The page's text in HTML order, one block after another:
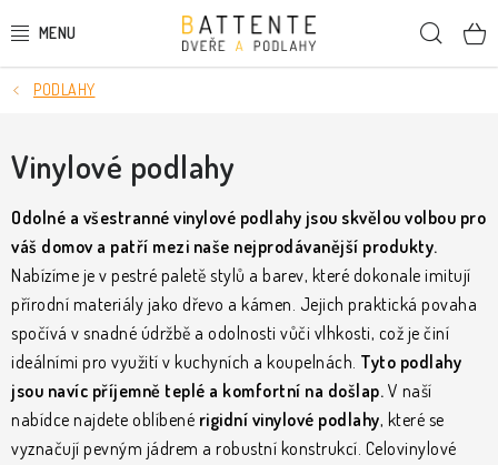
na
DVEŘE
SMRKOVÉ DVEŘE
PODLAHY
LIŠTY A DEKORAČNÍ PRVKY
NÁSTĚNNÉ PANELY
SKRYTÉ ZÁRUBNĚ
STAVEBNÍ POUZDRA
PODLAHY
Vinylové podlahy
Odolné a všestranné vinylové podlahy jsou skvělou volbou pro
váš domov a patří mezi naše nejprodávanější produkty.
Nabízíme je v pestré paletě stylů a barev, které dokonale imitují
přírodní materiály jako dřevo a kámen. Jejich praktická povaha
spočívá v snadné údržbě a odolnosti vůči vlhkosti, což je činí
ideálními pro využití v kuchyních a koupelnách. Tyto podlahy
jsou navíc příjemně teplé a komfortní na došlap. V naší
nabídce najdete oblíbené rigidní vinylové podlahy, které se
vyznačují pevným jádrem a robustní konstrukcí. Celovinylové